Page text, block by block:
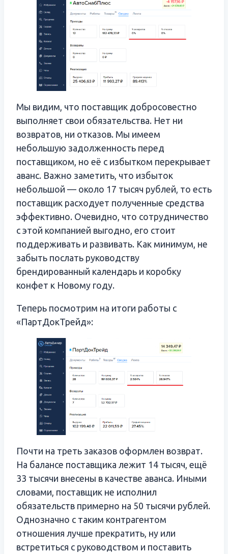
Мы видим, что поставщик добросовестно
выполняет свои обязательства. Нет ни
возвратов, ни отказов. Мы имеем
небольшую задолженность перед
поставщиком, но её с избытком перекрывает
аванс. Важно заметить, что избыток
небольшой — около 17 тысяч рублей, то есть
поставщик расходует полученные средства
эффективно. Очевидно, что сотрудничество
с этой компанией выгодно, его стоит
поддерживать и развивать. Как минимум, не
забыть послать руководству
брендированный календарь и коробку
конфет к Новому году.
Теперь посмотрим на итоги работы с
«ПартДокТрейд»:
Почти на треть заказов оформлен возврат.
На балансе поставщика лежит 14 тысяч, ещё
33 тысячи внесены в качестве аванса. Иными
словами, поставщик не исполнил
обязательств примерно на 50 тысячи рублей.
Однозначно с таким контрагентом
отношения лучше прекратить, ну или
встретиться с руководством и поставить